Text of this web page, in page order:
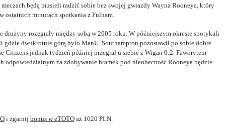
będą musieli radzić sobie bez swojej gwiazdy Wayna Rooneya, który
ostatnich minutach spotkania z Fulham.
drużyny rozegrały między sobą w 2005 roku. W późniejszym okresie spotykali
gdzie dwukrotnie górą było ManU. Southampton pozostawił po sobie dobre
Citizens jednak tydzień później przegrał u siebie z Wigan 0:2. Faworytem
odpowiedzialnym za zdobywanie bramek pod nieobecność Rooneya będzie
i zgarnij bonus w eTOTO aż 1020 PLN.